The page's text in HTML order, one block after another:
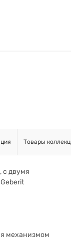
Товары коллекции
с двумя
механизмом